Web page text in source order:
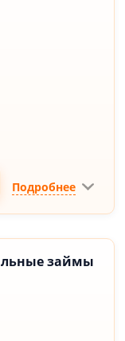
Подробнее
займы